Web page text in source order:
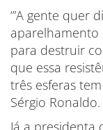
‘”A gente quer
aparelhamento
para destruir
que essa
três esferas
Sérgio Ronaldo.
Já a presidenta